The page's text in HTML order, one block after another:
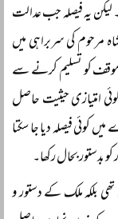
یہ فیصلہ جب عدالت
مرحوم کی سربراہی میں
کو تسلیم کرنے سے
امتیازی حیثیت حاصل
کوئی فیصلہ دیا جا سکتا
بحال رکھا۔
بلکہ ملک کے دستور و